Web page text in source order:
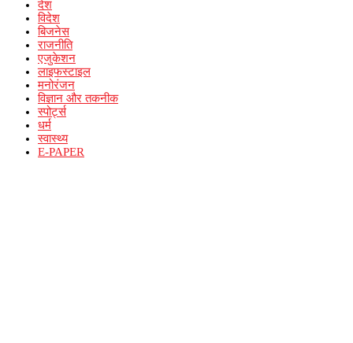
देश
विदेश
बिजनेस
राजनीति
एजुकेशन
लाइफस्टाइल
मनोरंजन
विज्ञान और तकनीक
स्पोर्ट्स
धर्म
स्वास्थ्य
E-PAPER